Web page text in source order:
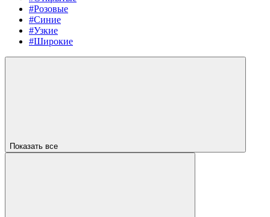
#Розовые
#Синие
#Узкие
#Широкие
Показать все